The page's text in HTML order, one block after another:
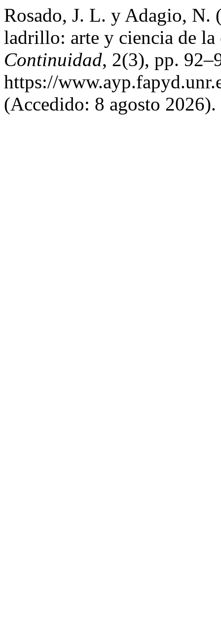
Rosado, J. L. y Adagio, N.
ladrillo: arte y ciencia de
Continuidad, 2(3), pp.
https://
(Accedido: 8 agosto 2026).